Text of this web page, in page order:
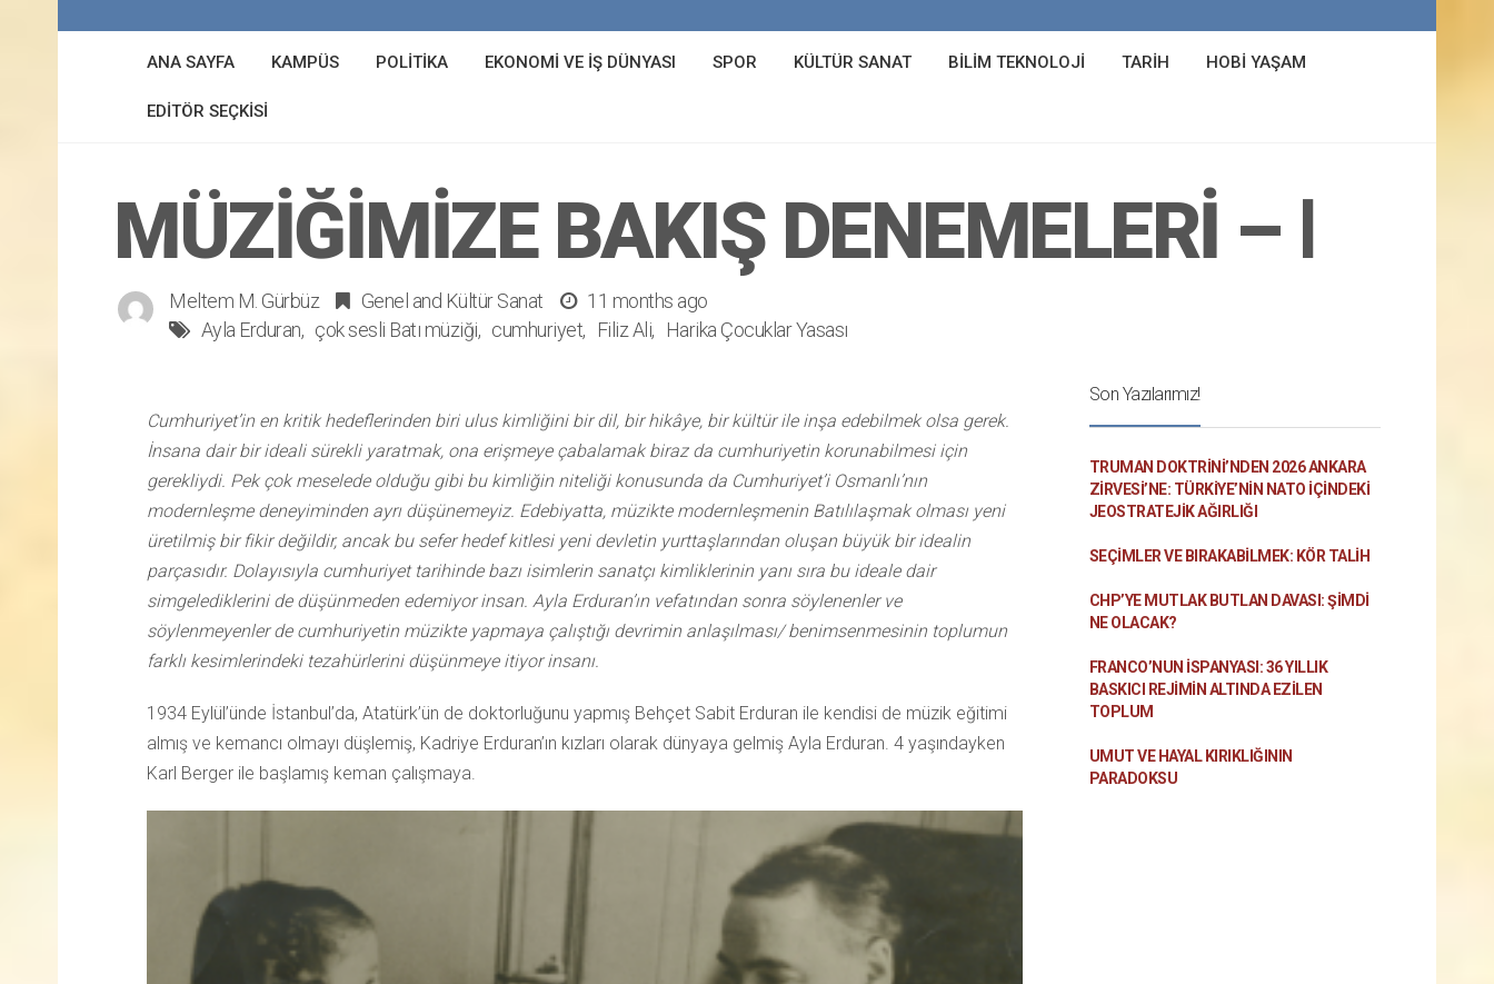
ANA SAYFA KAMPÜS POLITIKA EKONOMI VE İŞ DÜNYASI SPOR KÜLTÜR SANAT BILIM TEKNOLOJI TARIH HOBI YAŞAM
EDITÖR SEÇKISI
MÜZIĞIMIZE BAKIŞ DENEMELERI – ‭Ⅰ
Meltem M. Gürbüz Genel and Kültür Sanat
11 months ago
Ayla Erduran
çok sesli Batı müziği cumhuriyet Filiz Ali Harika Çocuklar Yasası
Cumhuriyet’in en kritik hedeflerinden biri ulus kimliğini bir dil, bir hikâye, bir kültür ile inşa edebilmek olsa gerek.
İnsana dair bir ideali sürekli yaratmak, ona erişmeye çabalamak biraz da cumhuriyetin korunabilmesi için
gerekliydi. Pek çok meselede olduğu gibi bu kimliğin niteliği konusunda da Cumhuriyet’i Osmanlı’nın
modernleşme deneyiminden ayrı düşünemeyiz. Edebiyatta, müzikte modernleşmenin Batılılaşmak olması yeni
üretilmiş bir fikir değildir, ancak bu sefer hedef kitlesi yeni devletin yurttaşlarından oluşan büyük bir idealin
parçasıdır. Dolayısıyla cumhuriyet tarihinde bazı isimlerin sanatçı kimliklerinin yanı sıra bu ideale dair
simgelediklerini de düşünmeden edemiyor insan. Ayla Erduran’ın vefatından sonra söylenenler ve
söylenmeyenler de cumhuriyetin müzikte yapmaya çalıştığı devrimin anlaşılması/ benimsenmesinin toplumun
farklı kesimlerindeki tezahürlerini düşünmeye itiyor insanı.
1934 Eylül’ünde İstanbul’da, Atatürk’ün de doktorluğunu yapmış Behçet Sabit Erduran ile kendisi de müzik eğitimi
almış ve kemancı olmayı düşlemiş, Kadriye Erduran’ın kızları olarak dünyaya gelmiş Ayla Erduran. 4 yaşındayken
Karl Berger ile başlamış keman çalışmaya.
Son Yazılarımız!
TRUMAN DOKTRINI’NDEN 2026 ANKARA
ZIRVESI’NE: TÜRKIYE’NIN NATO İÇINDEKI
JEOSTRATEJIK AĞIRLIĞI
SEÇIMLER VE BIRAKABILMEK: KÖR TALIH
CHP’YE MUTLAK BUTLAN DAVASI: ŞİMDİ
NE OLACAK?
FRANCO’NUN İSPANYASI: 36 YILLIK
BASKICI REJIMIN ALTINDA EZILEN
TOPLUM
UMUT VE HAYAL KIRIKLIĞININ
PARADOKSU